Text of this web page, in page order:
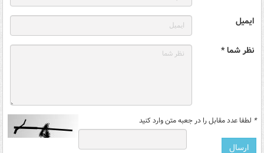
ایمیل
نظر شما *
* لطفا عدد مقابل را در جعبه متن وارد کنید